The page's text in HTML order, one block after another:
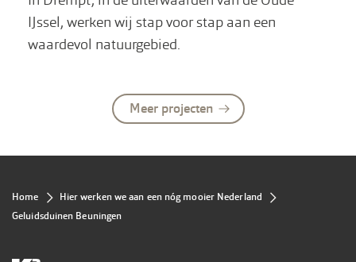
IJssel, werken wij stap voor stap aan een
waardevol natuurgebied.
Meer projecten
Kruimelpad
Home
Hier werken we aan een nóg mooier Nederland
Geluidsduinen Beuningen